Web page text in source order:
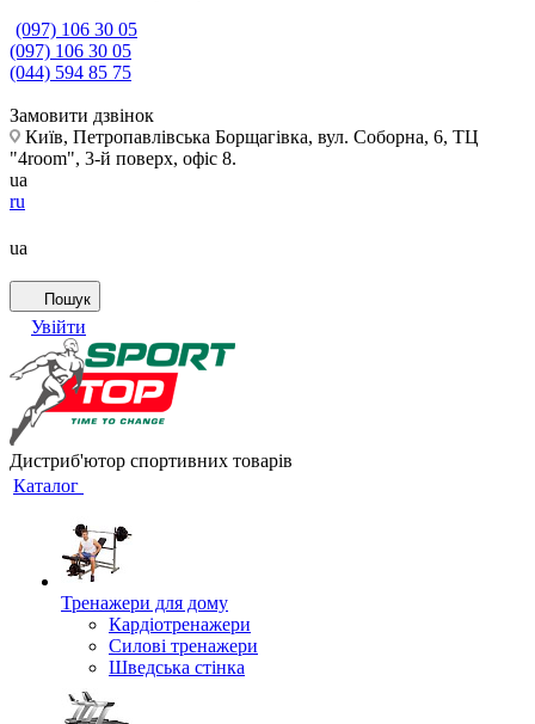
(097) 106 30 05
(097) 106 30 05
(044) 594 85 75
Замовити дзвінок
Київ, Петропавлівська Борщагівка, вул. Соборна, 6, ТЦ
"4room", 3-й поверх, офіс 8.
ua
ru
ua
Пошук
Увійти
Дистриб'ютор спортивних товарів
Каталог
Тренажери для дому
Кардіотренажери
Силові тренажери
Шведська стінка